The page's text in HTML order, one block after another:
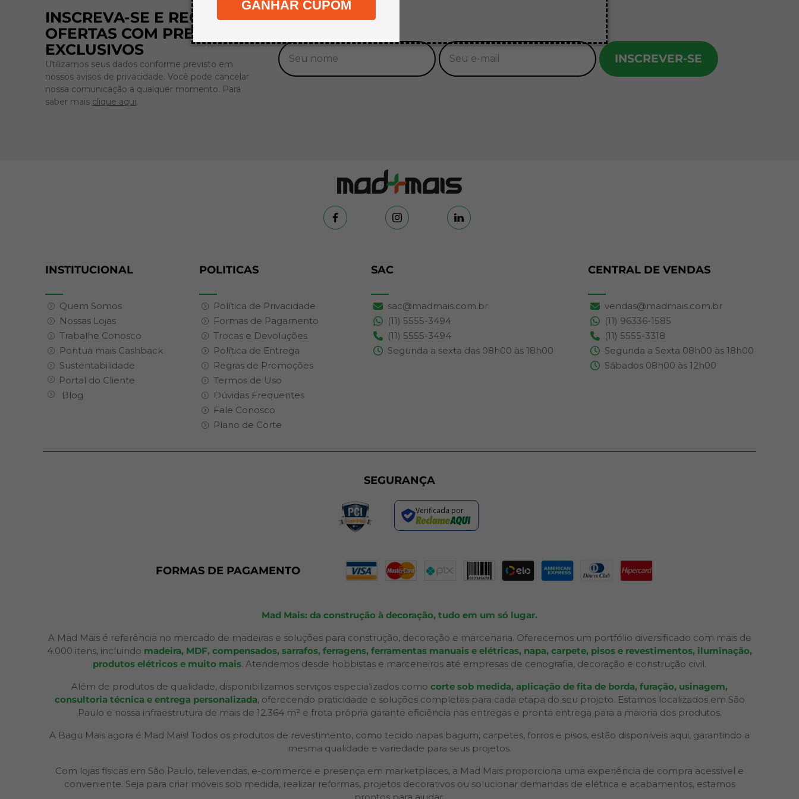
GANHAR CUPOM
INSCREVA-SE E RECEBA
OFERTAS COM PREÇOS
EXCLUSIVOS
Utilizamos seus dados conforme previsto em
nossos avisos de privacidade. Você pode cancelar
nossa comunicação a qualquer momento. Para
saber mais clique aqui.
INSCREVER-SE
INSTITUCIONAL
Quem Somos
Nossas Lojas
Trabalhe Conosco
Pontua mais Cashback
Sustentabilidade
Portal do Cliente
Blog
POLITICAS
Política de Privacidade
Formas de Pagamento
Trocas e Devoluções
Política de Entrega
Regras de Promoções
Termos de Uso
Dúvidas Frequentes
Fale Conosco
Plano de Corte
SAC
sac@madmais.com.br
(11) 5555-3494
(11) 5555-3494
Segunda a sexta das 08h00 às 18h00
CENTRAL DE VENDAS
vendas@madmais.com.br
(11) 96336-1585
(11) 5555-3318
Segunda a Sexta 08h00 às 18h00
Sábados 08h00 às 12h00
SEGURANÇA
Verificada por
FORMAS DE PAGAMENTO
Mad Mais: da construção à decoração, tudo em um só lugar.
A Mad Mais é referência no mercado de madeiras e soluções para construção, decoração e marcenaria. Oferecemos um portfólio diversificado com mais de
4.000 itens, incluindo madeira, MDF, compensados, sarrafos, ferragens, ferramentas manuais e elétricas, napa, carpete, pisos e revestimentos, iluminação,
produtos elétricos e muito mais. Atendemos desde hobbistas e marceneiros até empresas de cenografia, decoração e construção civil.
Além de produtos de qualidade, disponibilizamos serviços especializados como corte sob medida, aplicação de fita de borda, furação, usinagem,
consultoria técnica e entrega personalizada, oferecendo praticidade e soluções completas para cada etapa do seu projeto. Estamos localizados em São
Paulo e nossa infraestrutura de mais de 12.364 m² e frota própria garante eficiência nas entregas e pronta entrega para a maioria dos produtos.
A Bagu Mais agora é Mad Mais! Todos os produtos de revestimento, como tecido napas bagum, carpetes, forros e pisos, estão disponíveis aqui, garantindo a
mesma qualidade e variedade para seus projetos.
Com lojas físicas em São Paulo, televendas, e-commerce e presença em marketplaces, a Mad Mais proporciona uma experiência de compra acessível e
conveniente. Seja para criar móveis sob medida, realizar reformas, projetos decorativos ou solucionar demandas de elétrica e acabamentos, estamos